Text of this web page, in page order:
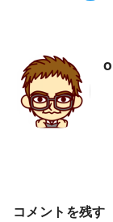
コメントを残す